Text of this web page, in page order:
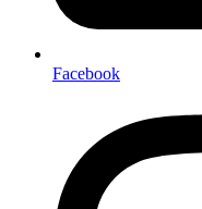
Facebook